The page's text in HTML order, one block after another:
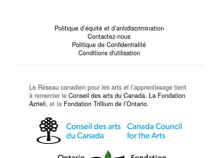
Politique d’équité et d’antidiscrimination
Contactez-nous
Politique de Confidentialité
Conditions d'utilisation
Le Réseau canadien pour les arts et l’apprentissage tient
à remercier le Conseil des arts du Canada, La Fondation
Azrieli, et la Fondation Trillium de l’Ontario.